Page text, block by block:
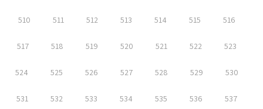
510 511 512 513 514 515 516
517 518 519 520 521 522 523
524 525 526 527 528 529 530
531 532 533 534 535 536 537